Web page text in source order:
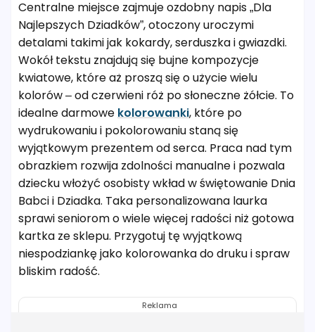
Centralne miejsce zajmuje ozdobny napis „Dla
Najlepszych Dziadków”, otoczony uroczymi
detalami takimi jak kokardy, serduszka i gwiazdki.
Wokół tekstu znajdują się bujne kompozycje
kwiatowe, które aż proszą się o użycie wielu
kolorów – od czerwieni róż po słoneczne żółcie. To
idealne darmowe kolorowanki, które po
wydrukowaniu i pokolorowaniu staną się
wyjątkowym prezentem od serca. Praca nad tym
obrazkiem rozwija zdolności manualne i pozwala
dziecku włożyć osobisty wkład w świętowanie Dnia
Babci i Dziadka. Taka personalizowana laurka
sprawi seniorom o wiele więcej radości niż gotowa
kartka ze sklepu. Przygotuj tę wyjątkową
niespodziankę jako kolorowanka do druku i spraw
bliskim radość.
Reklama